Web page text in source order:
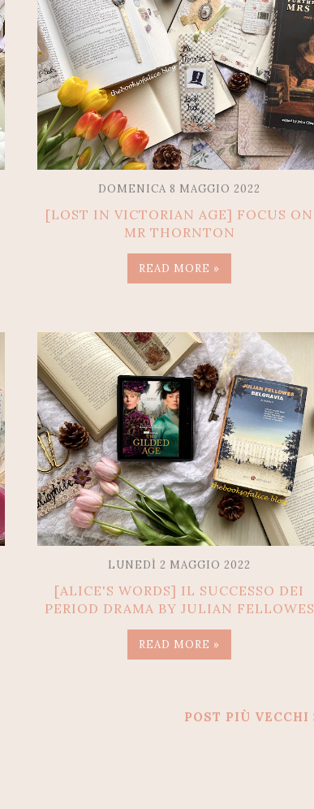
DOMENICA 8 MAGGIO 2022
[LOST IN VICTORIAN AGE] FOCUS ON
MR THORNTON
READ MORE »
LUNEDÌ 2 MAGGIO 2022
[ALICE'S WORDS] IL SUCCESSO DEI
PERIOD DRAMA BY JULIAN FELLOWES
READ MORE »
POST PIÙ VECCHI